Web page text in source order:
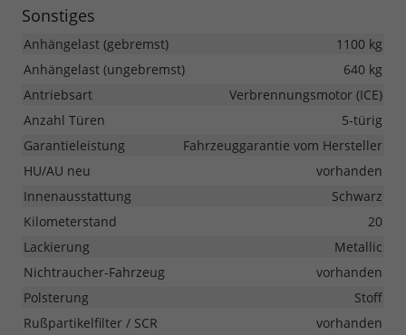
Sonstiges
Anhängelast (gebremst)
1100 kg
Anhängelast (ungebremst)
640 kg
Antriebsart
Verbrennungsmotor (ICE)
Anzahl Türen
5-türig
Garantieleistung
Fahrzeuggarantie vom Hersteller
HU/AU neu
vorhanden
Innenausstattung
Schwarz
Kilometerstand
20
Lackierung
Metallic
Nichtraucher-Fahrzeug
vorhanden
Polsterung
Stoff
Rußpartikelfilter / SCR
vorhanden